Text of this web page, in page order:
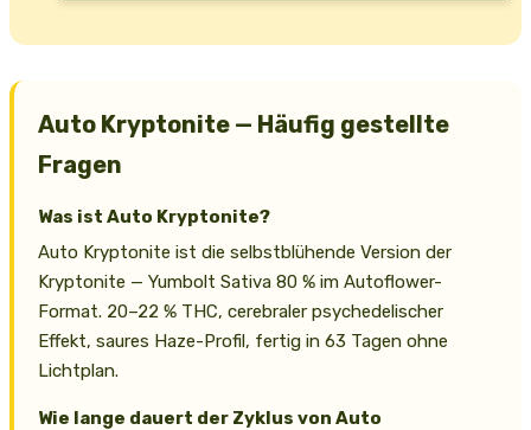
Auto Kryptonite — Häufig gestellte
Fragen
Was ist Auto Kryptonite?
Auto Kryptonite ist die selbstblühende Version der
Kryptonite — Yumbolt Sativa 80 % im Autoflower-
Format. 20–22 % THC, cerebraler psychedelischer
Effekt, saures Haze-Profil, fertig in 63 Tagen ohne
Lichtplan.
Wie lange dauert der Zyklus von Auto